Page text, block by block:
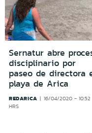
Sernatur abre
disciplinario por
paseo de directora
playa de Arica
REDARICA
16/04/2020 - 10:52
HRS